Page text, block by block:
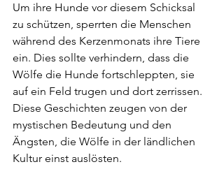
Um ihre Hunde vor diesem Schicksal
zu schützen, sperrten die Menschen
während des Kerzenmonats ihre Tiere
ein. Dies sollte verhindern, dass die
Wölfe die Hunde fortschleppten, sie
auf ein Feld trugen und dort zerrissen.
Diese Geschichten zeugen von der
mystischen Bedeutung und den
Ängsten, die Wölfe in der ländlichen
Kultur einst auslösten.